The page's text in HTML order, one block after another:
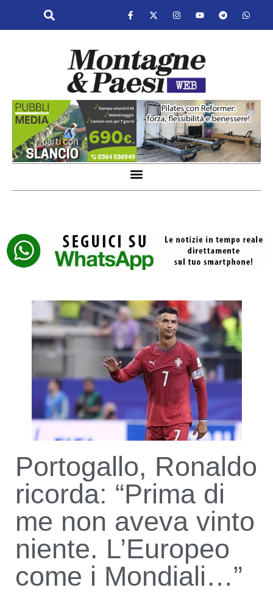
Portogallo, Ronaldo
ricorda: “Prima di
me non aveva vinto
niente. L’Europeo
come i Mondiali…”